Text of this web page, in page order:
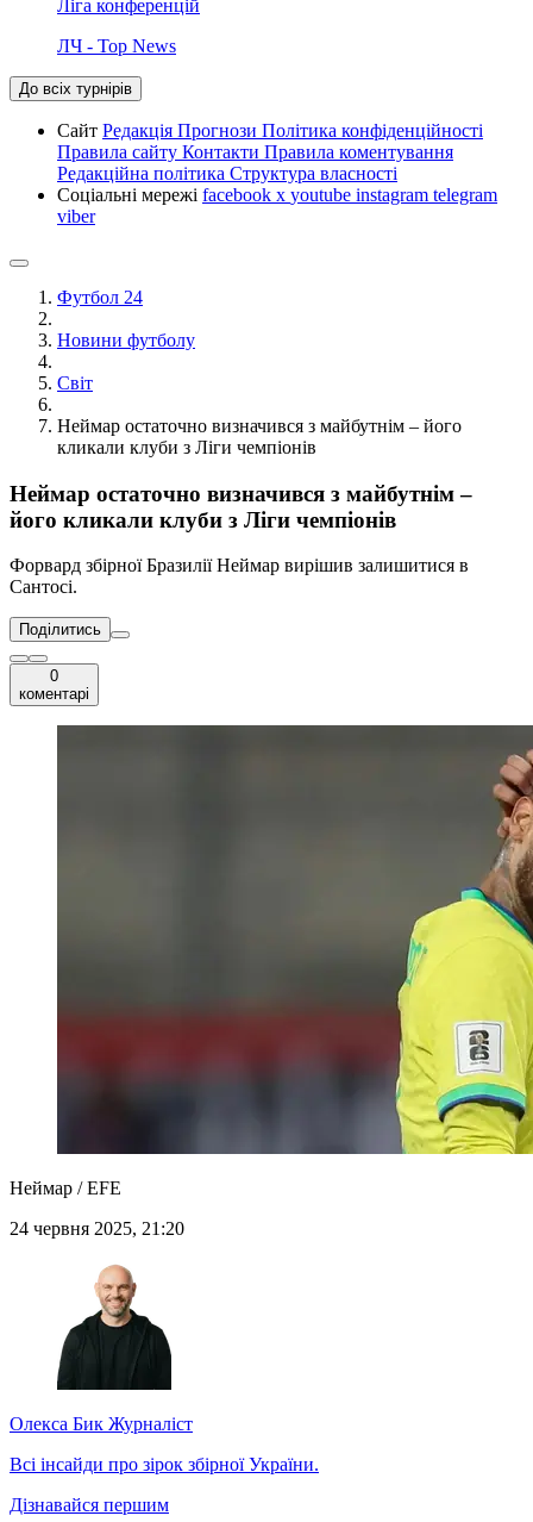
Ліга конференцій
ЛЧ - Top News
До всіх турнірів
Сайт Редакція Прогнози Політика конфіденційності
Правила сайту Контакти Правила коментування
Редакційна політика Структура власності
Соціальні мережі facebook x youtube instagram telegram
viber
Футбол 24
Новини футболу
Світ
Неймар остаточно визначився з майбутнім – його
кликали клуби з Ліги чемпіонів
Неймар остаточно визначився з майбутнім –
його кликали клуби з Ліги чемпіонів
Форвард збірної Бразилії Неймар вирішив залишитися в
Сантосі.
Поділитись
0
коментарі
Неймар / EFE
24 червня 2025, 21:20
Олекса Бик Журналіст
Всі інсайди про зірок збірної України.
Дізнавайся першим